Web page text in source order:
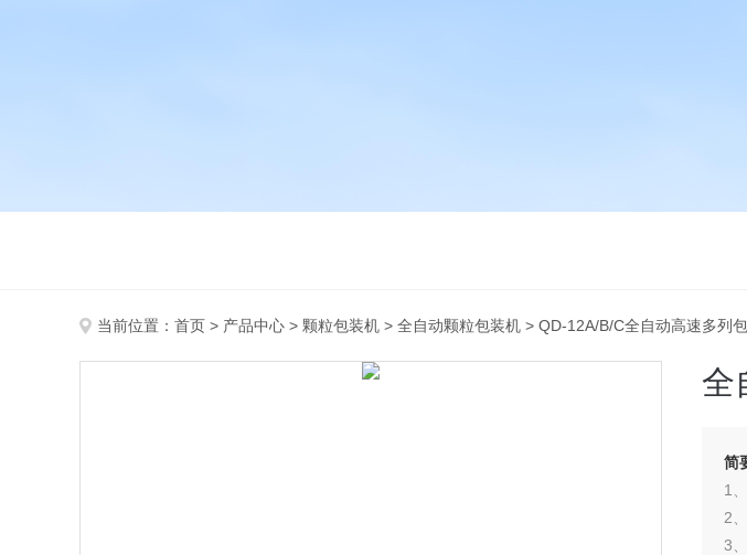
当前位置： 首页 > 产品中心 > 颗粒包装机 > 全自动颗粒包装机 > QD-12A/B/C全自动高速多列
全
简
1
2
3